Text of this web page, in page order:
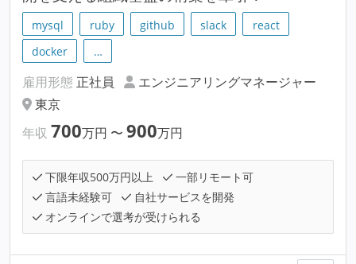
mysql ruby github slack
react
docker
…
雇用形態 正社員
エンジニアリングマネージャー
東京
年収 700万円 〜 900万円
下限年収500万円以上
一部リモート可
言語未経験可
自社サービスを開発
オンラインで選考が受けられる